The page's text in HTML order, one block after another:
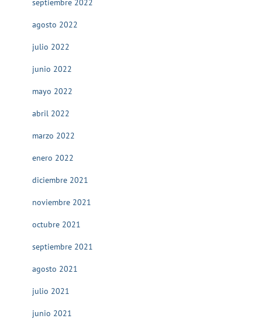
septiembre 2022
agosto 2022
julio 2022
junio 2022
mayo 2022
abril 2022
marzo 2022
enero 2022
diciembre 2021
noviembre 2021
octubre 2021
septiembre 2021
agosto 2021
julio 2021
junio 2021